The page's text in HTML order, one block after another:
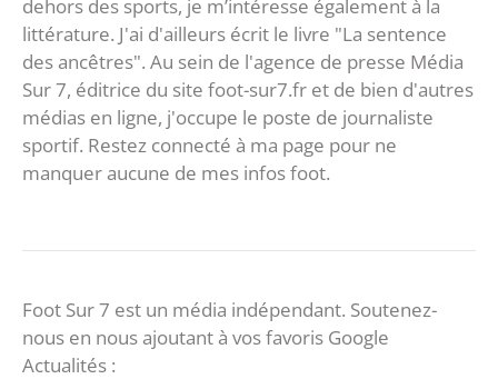
dehors des sports, je m’intéresse également à la
littérature. J'ai d'ailleurs écrit le livre "La sentence
des ancêtres". Au sein de l'agence de presse Média
Sur 7, éditrice du site foot-sur7.fr et de bien d'autres
médias en ligne, j'occupe le poste de journaliste
sportif. Restez connecté à ma page pour ne
manquer aucune de mes infos foot.
Foot Sur 7 est un média indépendant. Soutenez-
nous en nous ajoutant à vos favoris Google
Actualités :